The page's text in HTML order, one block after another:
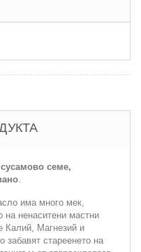
семе,
има много мек,
на ненаситени мастни
Калий, Магнезий и
стареенето на